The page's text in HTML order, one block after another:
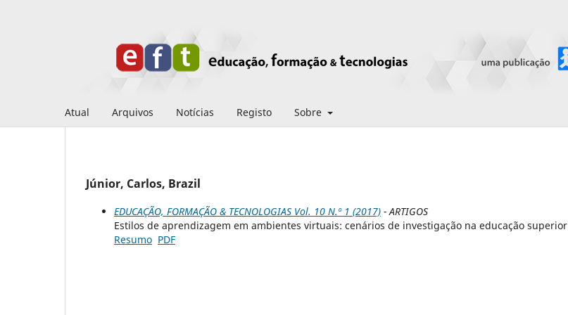
Atual Arquivos Notícias Registo Sobre
Júnior, Carlos, Brazil
EDUCAÇÃO, FORMAÇÃO & TECNOLOGIAS Vol. 10 N.º 1 (2017) - ARTIGOS
Estilos de aprendizagem em ambientes virtuais: cenários de investigação na educação superior
Resumo PDF